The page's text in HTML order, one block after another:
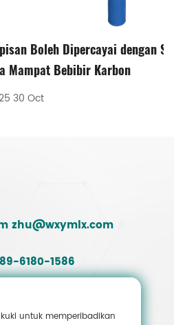
dengan Sistem Penapis
zhu@wxymlx.com
6180-1586
untuk memperibadikan